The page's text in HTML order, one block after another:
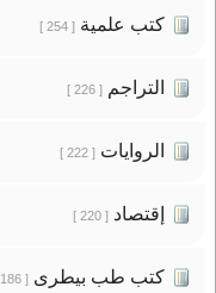
كتب علمية[ 254 ]
التراجم[ 226 ]
الروايات[ 222 ]
إقتصاد[ 220 ]
كتب طب بيطرى[ 186 ]